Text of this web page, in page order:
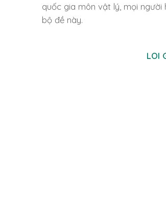
quốc gia môn vật lý, mọi
bộ đề này.
LOI